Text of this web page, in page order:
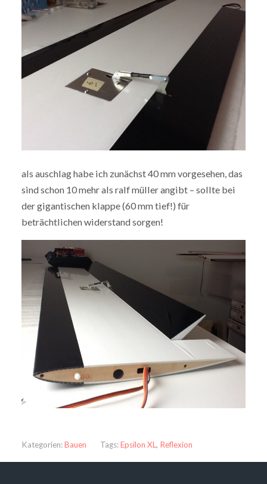
als auschlag habe ich zunächst 40 mm vorgesehen, das
sind schon 10 mehr als ralf müller angibt – sollte bei
der gigantischen klappe (60 mm tief!) für
beträchtlichen widerstand sorgen!
Kategorien:Bauen Tags:Epsilon XL, Reflexion